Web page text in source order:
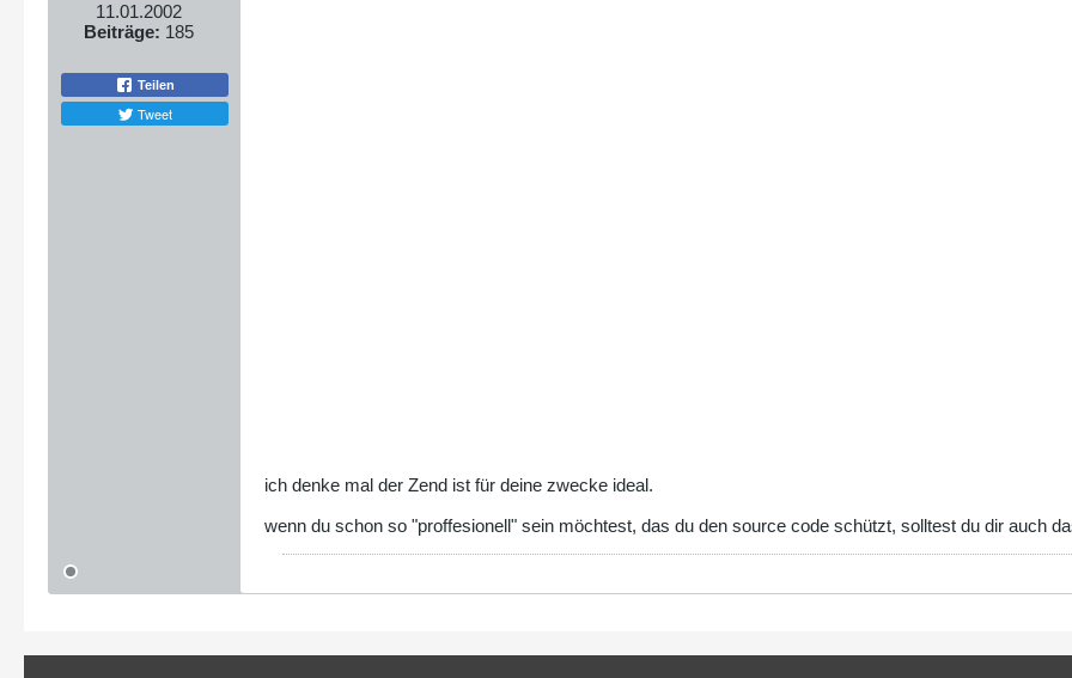
11.01.2002
Beiträge: 185
Teilen
Tweet
ich denke mal der Zend ist für deine zwecke ideal.
wenn du schon so "proffesionell" sein möchtest, das du den source code schützt, solltest du dir auch